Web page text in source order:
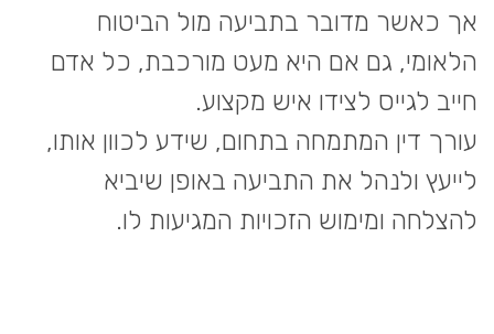
אך כאשר מדובר בתביעה מול הביטוח
הלאומי, גם אם היא מעט מורכבת, כל אדם
חייב לגייס לצידו איש מקצוע.
עורך דין המתמחה בתחום, שידע לכוון אותו,
לייעץ ולנהל את התביעה באופן שיביא
להצלחה ומימוש הזכויות המגיעות לו.